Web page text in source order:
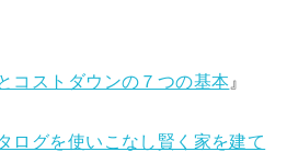
コストダウンの７つの基本 』
ログを使いこなし賢く家を建て